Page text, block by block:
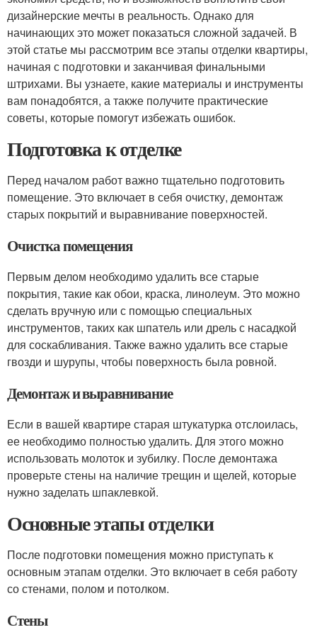
дизайнерские мечты в реальность. Однако для
начинающих это может показаться сложной задачей. В
этой статье мы рассмотрим все этапы отделки квартиры,
начиная с подготовки и заканчивая финальными
штрихами. Вы узнаете, какие материалы и инструменты
вам понадобятся, а также получите практические
советы, которые помогут избежать ошибок.
Подготовка к отделке
Перед началом работ важно тщательно подготовить
помещение. Это включает в себя очистку, демонтаж
старых покрытий и выравнивание поверхностей.
Очистка помещения
Первым делом необходимо удалить все старые
покрытия, такие как обои, краска, линолеум. Это можно
сделать вручную или с помощью специальных
инструментов, таких как шпатель или дрель с насадкой
для соскабливания. Также важно удалить все старые
гвозди и шурупы, чтобы поверхность была ровной.
Демонтаж и выравнивание
Если в вашей квартире старая штукатурка отслоилась,
ее необходимо полностью удалить. Для этого можно
использовать молоток и зубилку. После демонтажа
проверьте стены на наличие трещин и щелей, которые
нужно заделать шпаклевкой.
Основные этапы отделки
После подготовки помещения можно приступать к
основным этапам отделки. Это включает в себя работу
со стенами, полом и потолком.
Стены